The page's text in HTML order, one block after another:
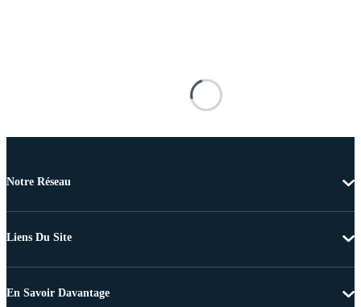
Notre Réseau
Liens Du Site
En Savoir Davantage